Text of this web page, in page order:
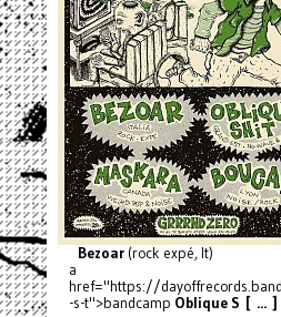
Bezoar(rock expé, It)
a
href="https://
-s-t">bandcamp Oblique S [ ... ]